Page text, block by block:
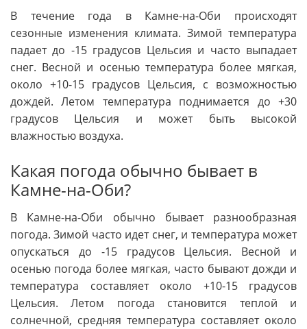
В течение года в Камне-на-Оби происходят
сезонные изменения климата. Зимой температура
падает до -15 градусов Цельсия и часто выпадает
снег. Весной и осенью температура более мягкая,
около +10-15 градусов Цельсия, с возможностью
дождей. Летом температура поднимается до +30
градусов Цельсия и может быть высокой
влажностью воздуха.
Какая погода обычно бывает в
Камне-на-Оби?
В Камне-на-Оби обычно бывает разнообразная
погода. Зимой часто идет снег, и температура может
опускаться до -15 градусов Цельсия. Весной и
осенью погода более мягкая, часто бывают дожди и
температура составляет около +10-15 градусов
Цельсия. Летом погода становится теплой и
солнечной, средняя температура составляет около